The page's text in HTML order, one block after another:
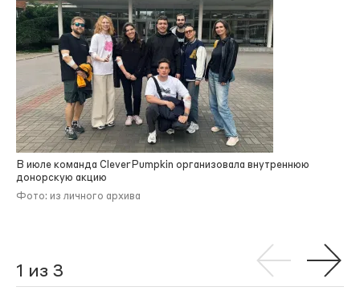
В июле команда CleverPumpkin организовала внутреннюю
донорскую акцию
Фото: из личного архива
1 из 3